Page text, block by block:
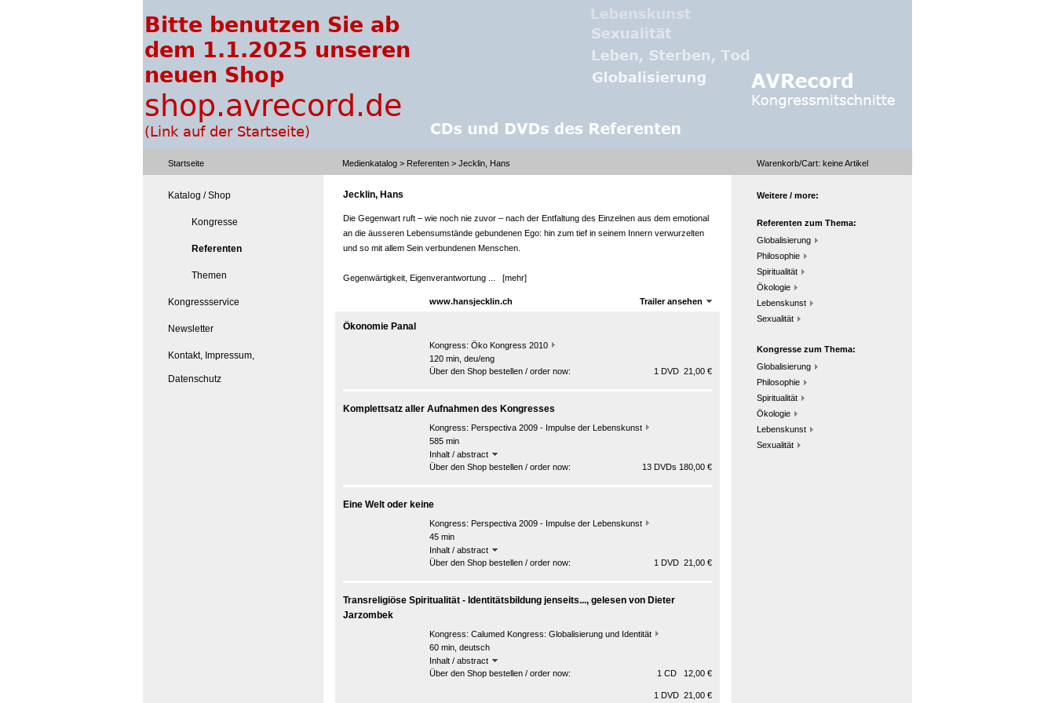
Startseite Medienkatalog > Referenten > Jecklin, Hans Warenkorb/Cart: keineArtikel
Katalog / Shop
Kongresse
Referenten
Themen
Kongressservice
Newsletter
Kontakt, Impressum,
Datenschutz
Jecklin, Hans
Die Gegenwart ruft – wie noch nie zuvor – nach der Entfaltung des Einzelnen aus dem emotional
an die äusseren Lebensumstände gebundenen Ego: hin zum tief in seinem Innern verwurzelten
und so mit allem Sein verbundenen Menschen.
Gegenwärtigkeit, Eigenverantwortung ... [mehr]
Trailer ansehen
www.hansjecklin.ch
Ökonomie Panal
Kongress: Öko Kongress 2010
120 min, deu/eng
Über den Shop bestellen / order now:
1 DVD 21,00 €
Komplettsatz aller Aufnahmen des Kongresses
Kongress: Perspectiva 2009 - Impulse der Lebenskunst
585 min
Inhalt / abstract
Über den Shop bestellen / order now:
13 DVDs 180,00 €
Eine Welt oder keine
Kongress: Perspectiva 2009 - Impulse der Lebenskunst
45 min
Inhalt / abstract
Über den Shop bestellen / order now:
1 DVD 21,00 €
Transreligiöse Spiritualität - Identitätsbildung jenseits..., gelesen von Dieter
Jarzombek
Kongress: Calumed Kongress: Globalisierung und Identität
60 min, deutsch
Inhalt / abstract
Über den Shop bestellen / order now:
1 CD 12,00 €
1 DVD 21,00 €
Weitere / more:
Referenten zum Thema:
Globalisierung
Philosophie
Spiritualität
Ökologie
Lebenskunst
Sexualität
Kongresse zum Thema:
Globalisierung
Philosophie
Spiritualität
Ökologie
Lebenskunst
Sexualität